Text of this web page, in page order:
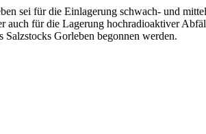
sei für die Einlagerung schwach- und
auch für die Lagerung hochradioaktiver
Gorleben begonnen werden.